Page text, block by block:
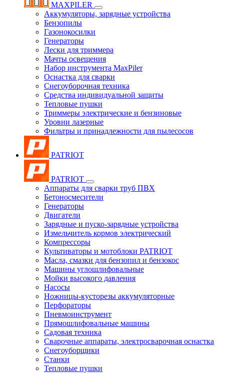
MAXPILER
Аккумуляторы, зарядные устройства
Бензопилы
Газонокосилки
Генераторы
Лески для триммера
Мачты освещения
Набор инструмента MaxPiler
Оснастка для сварки
Снегоуборочная техника
Средства индивидуальной защиты
Тепловые пушки
Триммеры электрические и бензиновые
Уровни лазерные
Фильтры и принадлежности для пылесосов
PATRIOT
PATRIOT
Аппараты для сварки труб ПВХ
Бетоносмесители
Генераторы
Двигатели
Зарядные и пуско-зарядные устройства
Измельчитель кормов электрический
Компрессоры
Культиваторы и мотоблоки PATRIOT
Масла, смазки для бензопил и бензокос
Машины углошлифовальные
Мойки высокого давления
Насосы
Ножницы-кусторезы аккумуляторные
Перфораторы
Пневмоинструмент
Прямошлифовальные машины
Садовая техника
Сварочные аппараты, электросварочная оснастка
Снегоуборщики
Станки
Тепловые пушки